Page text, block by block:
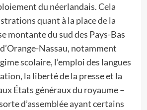
du néerlandais. Cela
quant à la place de la
montante du sud des Pays-Bas
Nassau, notamment
scolaire, l’emploi des langues
la liberté de la presse et la
États généraux du royaume –
d’assemblée ayant certains